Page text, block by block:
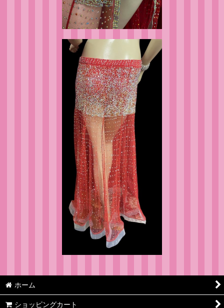
ホーム
ショッピングカート